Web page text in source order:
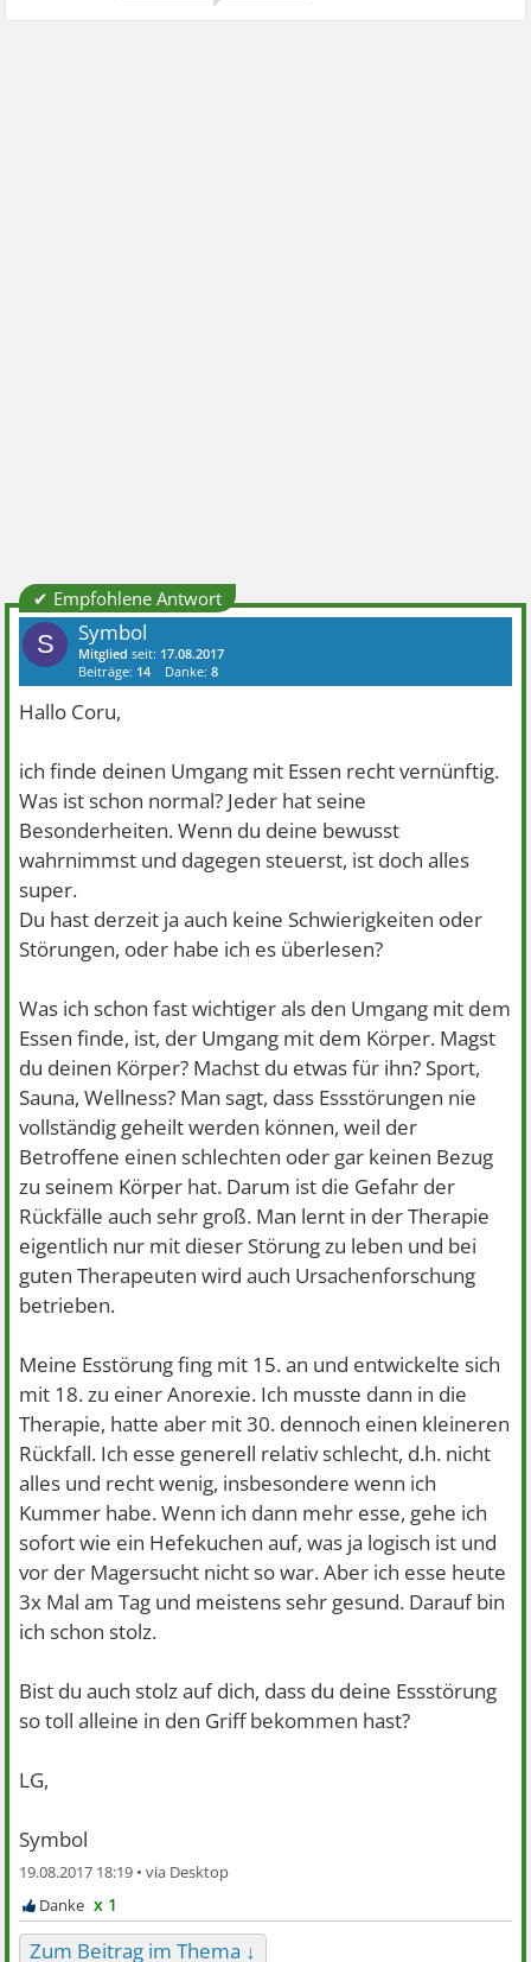
✔ Empfohlene Antwort
S Symbol
Mitglied seit: 17.08.2017
Beiträge: 14 Danke:8
Hallo Coru,
ich finde deinen Umgang mit Essen recht vernünftig.
Was ist schon normal? Jeder hat seine
Besonderheiten. Wenn du deine bewusst
wahrnimmst und dagegen steuerst, ist doch alles
super.
Du hast derzeit ja auch keine Schwierigkeiten oder
Störungen, oder habe ich es überlesen?
Was ich schon fast wichtiger als den Umgang mit dem
Essen finde, ist, der Umgang mit dem Körper. Magst
du deinen Körper? Machst du etwas für ihn? Sport,
Sauna, Wellness? Man sagt, dass Essstörungen nie
vollständig geheilt werden können, weil der
Betroffene einen schlechten oder gar keinen Bezug
zu seinem Körper hat. Darum ist die Gefahr der
Rückfälle auch sehr groß. Man lernt in der Therapie
eigentlich nur mit dieser Störung zu leben und bei
guten Therapeuten wird auch Ursachenforschung
betrieben.
Meine Esstörung fing mit 15. an und entwickelte sich
mit 18. zu einer Anorexie. Ich musste dann in die
Therapie, hatte aber mit 30. dennoch einen kleineren
Rückfall. Ich esse generell relativ schlecht, d.h. nicht
alles und recht wenig, insbesondere wenn ich
Kummer habe. Wenn ich dann mehr esse, gehe ich
sofort wie ein Hefekuchen auf, was ja logisch ist und
vor der Magersucht nicht so war. Aber ich esse heute
3x Mal am Tag und meistens sehr gesund. Darauf bin
ich schon stolz.
Bist du auch stolz auf dich, dass du deine Essstörung
so toll alleine in den Griff bekommen hast?
LG,
Symbol
19.08.2017 18:19 •
x 1
Zum Beitrag im Thema ↓